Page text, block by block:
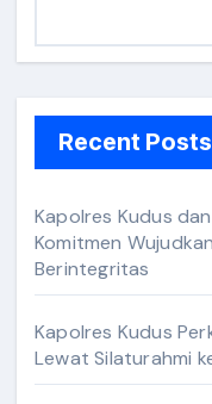
Recent Posts
Kapolres Kudus
Komitmen
Berintegritas
Kapolres Kudus
Lewat Silaturahmi